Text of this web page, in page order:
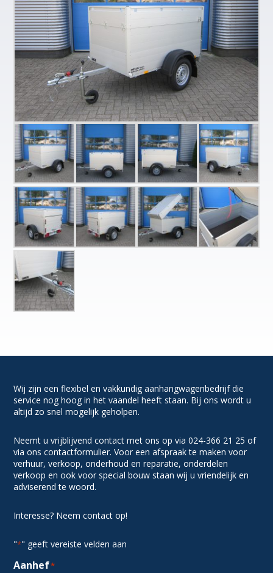
Wij zijn een flexibel en vakkundig aanhangwagenbedrijf die
service nog hoog in het vaandel heeft staan. Bij ons wordt u
altijd zo snel mogelijk geholpen.
Neemt u vrijblijvend contact met ons op via 024-366 21 25 of
via ons contactformulier. Voor een afspraak te maken voor
verhuur, verkoop, onderhoud en reparatie, onderdelen
verkoop en ook voor special bouw staan wij u vriendelijk en
adviserend te woord.
Interesse? Neem contact op!
"*" geeft vereiste velden aan
Aanhef*